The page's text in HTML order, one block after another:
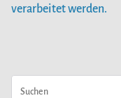
verarbeitet werden.